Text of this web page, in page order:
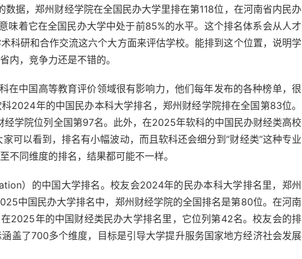
据，郑州财经学院在全国民办大学里排在第118位，在河南省内民办
味着它在全国民办大学中处于前85%的水平。这个排名体系会从人才
科研和合作交流这六个大方面来评估学校。能排到这个位置，说明学
内，竞争力还是不错的。
在中国高等教育评价领域很有影响力，他们每年发布的各种榜单，很
2024年的中国民办本科大学排名，郑州财经学院排在全国第83位。
学院位列全国第97名。此外，在2025年软科的中国民办财经类高校
可以看到，排名有小幅波动，而且软科还会细分到“财经类”这种专业
不同维度的排名，结果都可能不一样。
）的中国大学排名。校友会2024年的民办本科大学排名里，郑州
中国民办大学排名中，郑州财经学院的全国排名是第80位。在河南
2025年的中国财经类民办大学排名里，它位列第42名。校友会的排
盖了700多个维度，目标是引导大学提升服务国家地方经济社会发展